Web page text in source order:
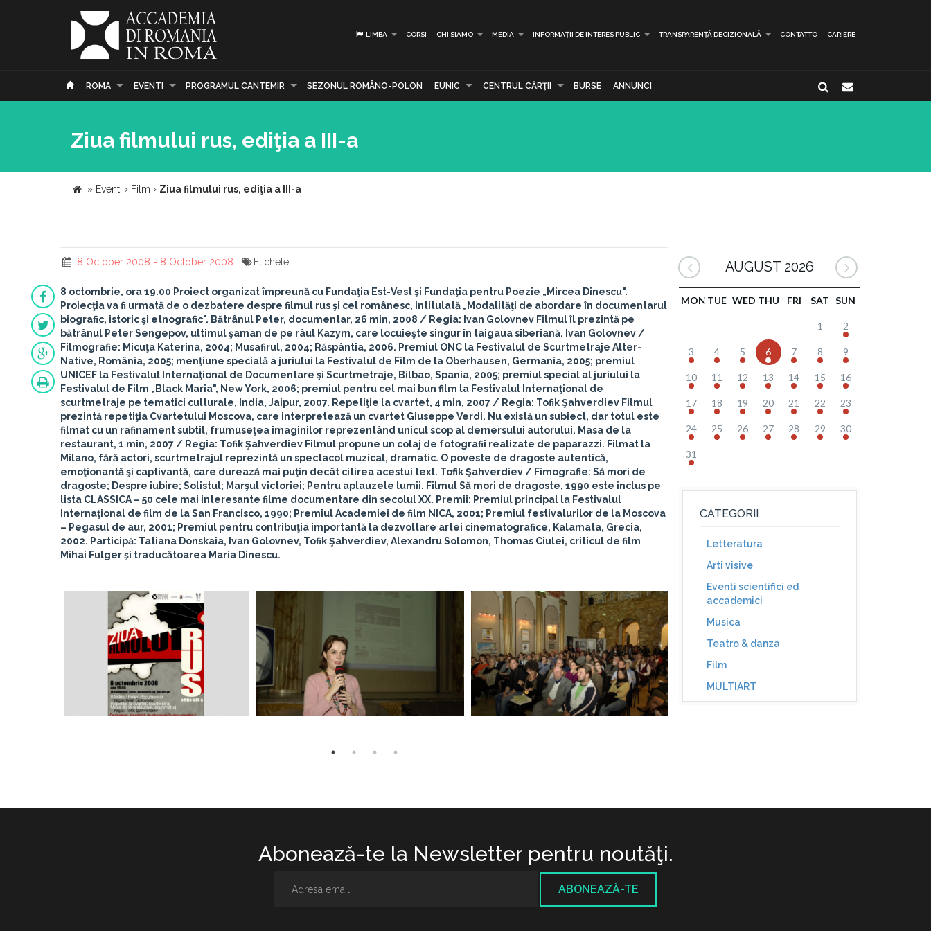
LIMBA CORSI CHI SIAMO MEDIA INFORMAȚII DE INTERES PUBLIC TRANSPARENȚĂ DECIZIONALĂ CONTATTO CARIERE
ROMA EVENTI PROGRAMUL CANTEMIR SEZONUL ROMÂNO-POLON EUNIC CENTRUL CĂRŢII BURSE ANNUNCI
Ziua filmului rus, ediţia a III-a
» Eventi › Film › Ziua filmului rus, ediţia a III-a
8 October 2008 - 8 October 2008 Etichete
8 octombrie, ora 19.00 Proiect organizat împreună cu Fundaţia Est-Vest şi Fundaţia pentru Poezie „Mircea Dinescu".
Proiecţia va fi urmată de o dezbatere despre filmul rus şi cel românesc, intitulată „Modalităţi de abordare în documentarul
biografic, istoric şi etnografic". Bătrânul Peter, documentar, 26 min, 2008 / Regia: Ivan Golovnev Filmul îl prezintă pe
bătrânul Peter Sengepov, ultimul şaman de pe râul Kazym, care locuieşte singur în taigaua siberiană. Ivan Golovnev /
Filmografie: Micuţa Katerina, 2004; Musafirul, 2004; Răspântia, 2006. Premiul ONC la Festivalul de Scurtmetraje Alter-
Native, România, 2005; menţiune specială a juriului la Festivalul de Film de la Oberhausen, Germania, 2005; premiul
UNICEF la Festivalul Internaţional de Documentare şi Scurtmetraje, Bilbao, Spania, 2005; premiul special al juriului la
Festivalul de Film „Black Maria", New York, 2006; premiul pentru cel mai bun film la Festivalul Internaţional de
scurtmetraje pe tematici culturale, India, Jaipur, 2007. Repetiţie la cvartet, 4 min, 2007 / Regia: Tofik Şahverdiev Filmul
prezintă repetiţia Cvartetului Moscova, care interpretează un cvartet Giuseppe Verdi. Nu există un subiect, dar totul este
filmat cu un rafinament subtil, frumuseţea imaginilor reprezentând unicul scop al demersului autorului. Masa de la
restaurant, 1 min, 2007 / Regia: Tofik Şahverdiev Filmul propune un colaj de fotografii realizate de paparazzi. Filmat la
Milano, fără actori, scurtmetrajul reprezintă un spectacol muzical, dramatic. O poveste de dragoste autentică,
emoţionantă şi captivantă, care durează mai puţin decât citirea acestui text. Tofik Şahverdiev / Fimografie: Să mori de
dragoste; Despre iubire; Solistul; Marşul victoriei; Pentru aplauzele lumii. Filmul Să mori de dragoste, 1990 este inclus pe
lista CLASSICA – 50 cele mai interesante filme documentare din secolul XX. Premii: Premiul principal la Festivalul
Internaţional de film de la San Francisco, 1990; Premiul Academiei de film NICA, 2001; Premiul festivalurilor de la Moscova
– Pegasul de aur, 2001; Premiul pentru contribuţia importantă la dezvoltare artei cinematografice, Kalamata, Grecia,
2002. Participă: Tatiana Donskaia, Ivan Golovnev, Tofik Şahverdiev, Alexandru Solomon, Thomas Ciulei, criticul de film
Mihai Fulger şi traducătoarea Maria Dinescu.
AUGUST 2026
MON TUE WED THU FRI SAT SUN
1 2
3 4 5 6 7 8 9
10 11 12 13 14 15 16
17 18 19 20 21 22 23
24 25 26 27 28 29 30
31
CATEGORII
Letteratura
Arti visive
Eventi scientifici ed
accademici
Musica
Teatro & danza
Film
MULTIART
Abonează-te la Newsletter pentru noutăţi.
ABONEAZĂ-TE